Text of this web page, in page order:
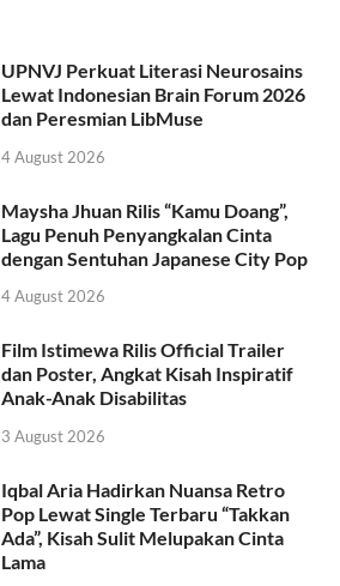
UPNVJ Perkuat Literasi Neurosains
Lewat Indonesian Brain Forum 2026
dan Peresmian LibMuse
4 August 2026
Maysha Jhuan Rilis “Kamu Doang”,
Lagu Penuh Penyangkalan Cinta
dengan Sentuhan Japanese City Pop
4 August 2026
Film Istimewa Rilis Official Trailer
dan Poster, Angkat Kisah Inspiratif
Anak-Anak Disabilitas
3 August 2026
Iqbal Aria Hadirkan Nuansa Retro
Pop Lewat Single Terbaru “Takkan
Ada”, Kisah Sulit Melupakan Cinta
Lama